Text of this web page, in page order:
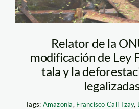
Relator de la
modificación de Ley
tala y la
Tags: Amazonía, Francisco Calí Tzay,